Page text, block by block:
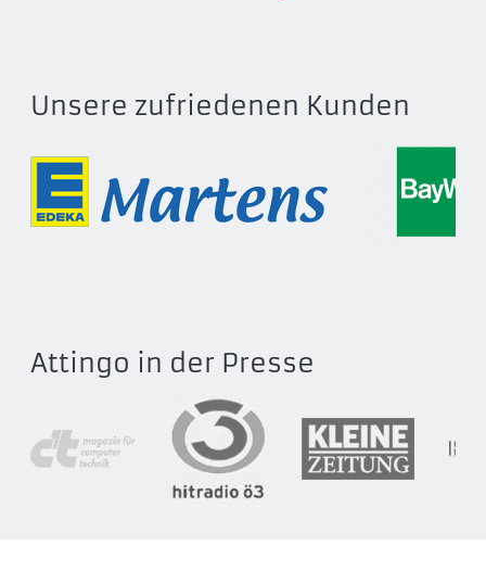
Unsere zufriedenen Kunden
Attingo in der Presse